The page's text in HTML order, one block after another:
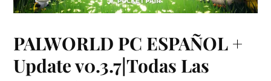
PALWORLD PC ESPAÑOL +
Update v0.3.7|Todas Las